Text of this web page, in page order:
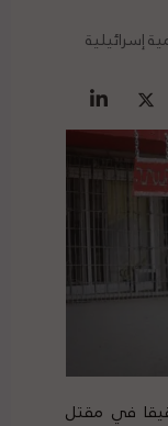
إسرائيلية
في مقتل